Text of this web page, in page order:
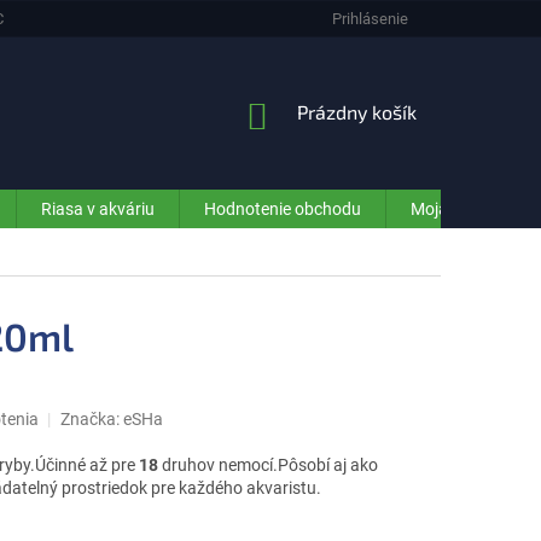
OSOBNÝCH ÚDAJOV (GDPR) - INFORMÁCIE PRE ZÁKAZNÍKOV E-
Prihlásenie
NÁKUPNÝ
Prázdny košík
Riasa v akváriu Hodnotenie obchodu Moja objednávka
Značka:eSHa
až pre 18druhov nemocí.Pôsobí aj ako
prostriedok pre každého akvaristu.